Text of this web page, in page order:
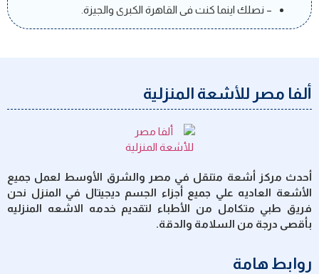
– نصلك اينما كنت فى القاهرة الكبرى والجيزة.
ألفا مصر للأشعة المنزلية
أحدث مركز أشعة متنقل في مصر والشرق الأوسط لعمل جميع
الأشعة العاديه علي جميع أجزاء الجسم ديجيتال في المنزل نحن
فريق طبي متكامل من الأطباء لتقديم خدمه الاشعه المنزليه
بأقصى درجة من السلامة والدقة.
روابط هامة